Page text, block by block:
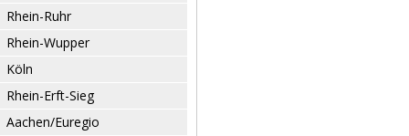
Rhein-Ruhr
Rhein-Wupper
Köln
Rhein-Erft-Sieg
Aachen/Euregio